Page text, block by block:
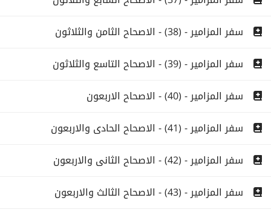
سفر المزامير - (38) - الاصحاح الثامن والثلاثون
سفر المزامير - (39) - الاصحاح التاسع والثلاثون
سفر المزامير - (40) - الاصحاح الاربعون
سفر المزامير - (41) - الاصحاح الحادى والاربعون
سفر المزامير - (42) - الاصحاح الثانى والاربعون
سفر المزامير - (43) - الاصحاح الثالث والاربعون